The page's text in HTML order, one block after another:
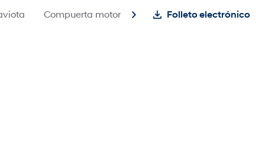
Compuerta motorizada Camión multiusos
Folleto electrónico